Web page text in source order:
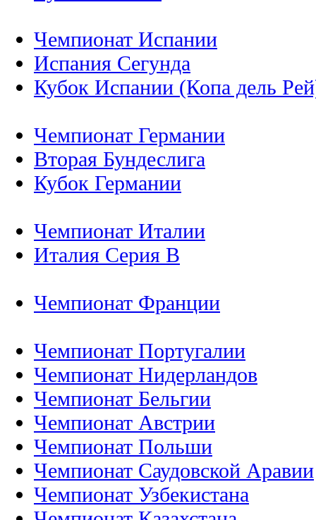
Чемпионат Испании
Испания Сегунда
Кубок Испании (Копа дель
Чемпионат Германии
Вторая Бундеслига
Кубок Германии
Чемпионат Италии
Италия Серия B
Чемпионат Франции
Чемпионат Португалии
Чемпионат Нидерландов
Чемпионат Бельгии
Чемпионат Австрии
Чемпионат Польши
Чемпионат Саудовской Аравии
Чемпионат Узбекистана